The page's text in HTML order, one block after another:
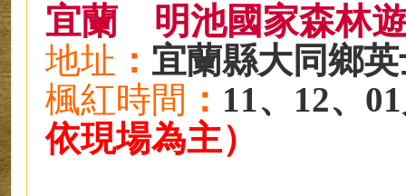
宜蘭 明池國家森林
地址 ： 宜蘭縣大同鄉
楓紅時間 ： 11、12、
依現場為主）